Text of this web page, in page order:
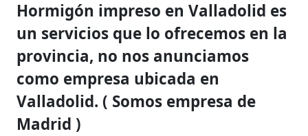
Hormigón impreso en Valladolid es
un servicios que lo ofrecemos en la
provincia, no nos anunciamos
como empresa ubicada en
Valladolid. ( Somos empresa de
Madrid )